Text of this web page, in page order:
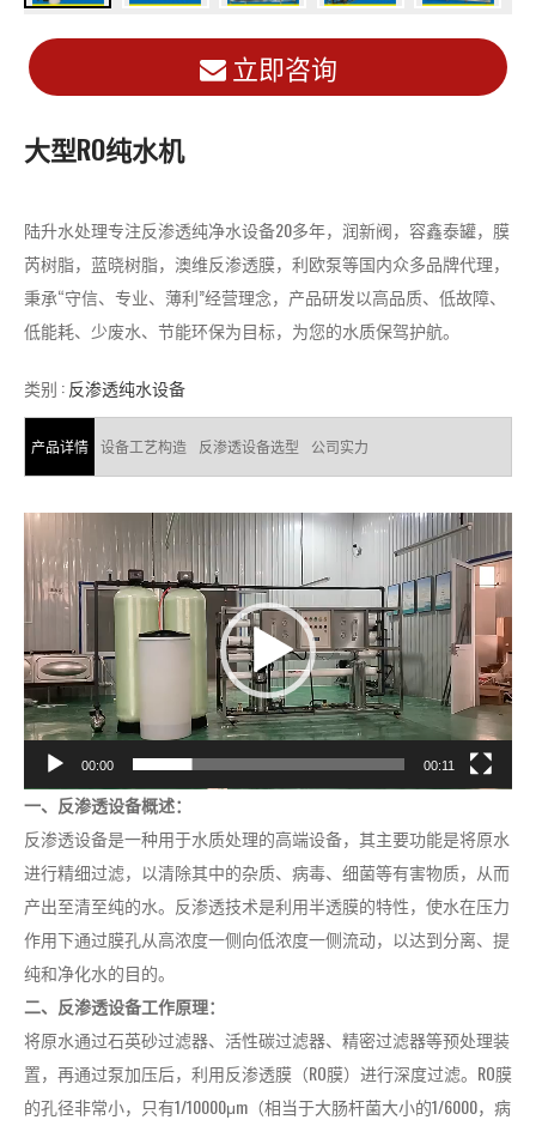
立即咨询
大型RO纯水机
陆升水处理专注反渗透纯净水设备20多年，润新阀，容鑫泰罐，膜
芮树脂，蓝晓树脂，澳维反渗透膜，利欧泵等国内众多品牌代理，
秉承“守信、专业、薄利”经营理念，产品研发以高品质、低故障、
低能耗、少废水、节能环保为目标，为您的水质保驾护航。
类别 :反渗透纯水设备
产品详情 设备工艺构造 反渗透设备选型 公司实力
视
频
播
放
器
00:00 00:11
一、反渗透设备概述：
反渗透设备是一种用于水质处理的高端设备，其主要功能是将原水
进行精细过滤，以清除其中的杂质、病毒、细菌等有害物质，从而
产出至清至纯的水。反渗透技术是利用半透膜的特性，使水在压力
作用下通过膜孔从高浓度一侧向低浓度一侧流动，以达到分离、提
纯和净化水的目的。
二、反渗透设备工作原理：
将原水通过石英砂过滤器、活性碳过滤器、精密过滤器等预处理装
置，再通过泵加压后，利用反渗透膜（RO膜）进行深度过滤。RO膜
的孔径非常小，只有1/10000μm（相当于大肠杆菌大小的1/6000，病